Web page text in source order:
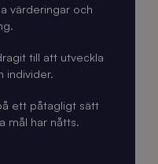
värderingar och
till att utveckla
individer.
ett påtagligt sätt
mål har nåtts.